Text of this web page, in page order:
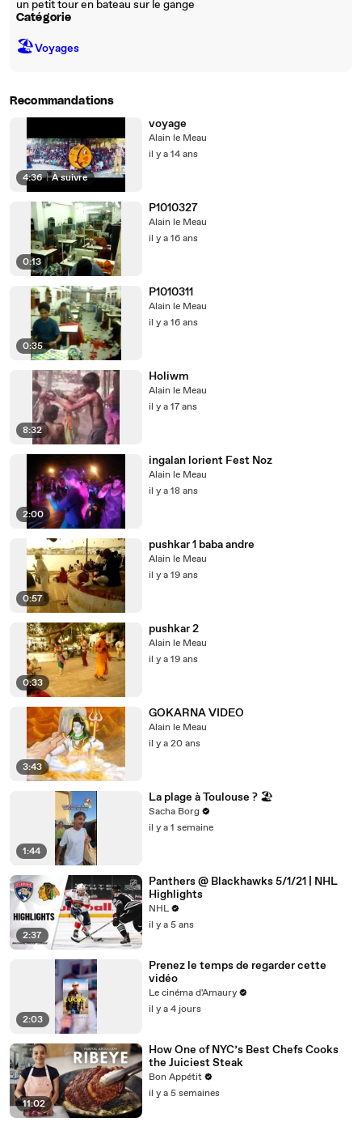
un petit tour en bateau sur le gange
Catégorie
🏖Voyages
Recommandations
4:36 | À suivre
voyage
Alain le Meau
il y a 14 ans
0:13
P1010327
Alain le Meau
il y a 16 ans
0:35
P1010311
Alain le Meau
il y a 16 ans
8:32
Holiwm
Alain le Meau
il y a 17 ans
2:00
ingalan lorient Fest Noz
Alain le Meau
il y a 18 ans
0:57
pushkar 1 baba andre
Alain le Meau
il y a 19 ans
0:33
pushkar 2
Alain le Meau
il y a 19 ans
3:43
GOKARNA VIDEO
Alain le Meau
il y a 20 ans
1:44
La plage à Toulouse ? 🏖️
Sacha Borg
il y a 1 semaine
2:37
Panthers @ Blackhawks 5/1/21 | NHL
Highlights
NHL
il y a 5 ans
2:03
Prenez le temps de regarder cette
vidéo
Le cinéma d'Amaury
il y a 4 jours
11:02
How One of NYC’s Best Chefs Cooks
the Juiciest Steak
Bon Appétit
il y a 5 semaines